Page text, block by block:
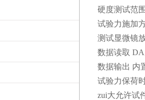
硬度测试范
试验力施加
测试显微镜
数据读取
数据输出 内
试验力保荷
zui大允许试